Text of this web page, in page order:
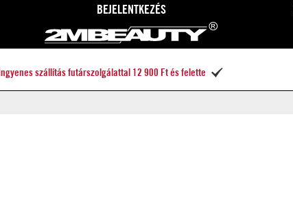
BEJELENTKEZÉS
Ingyenes szállítás futárszolgálattal 12 900 Ft és felette 